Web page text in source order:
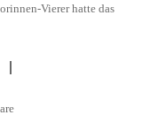
Vierer hatte das